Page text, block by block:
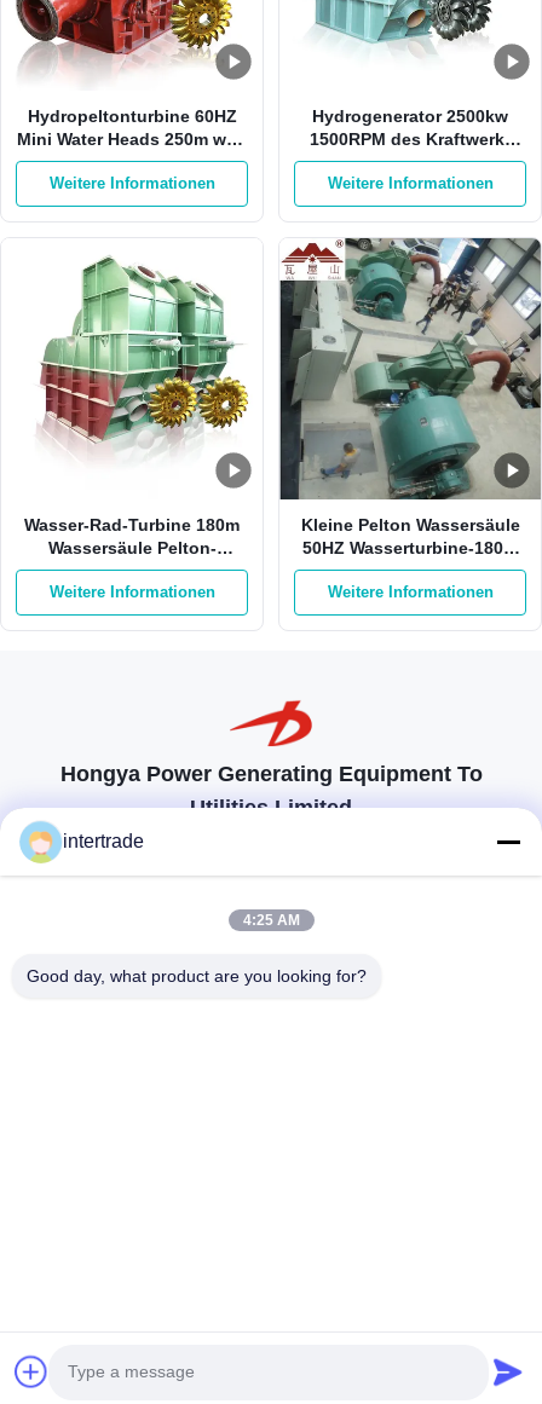
Hydropeltonturbine 60HZ
Mini Water Heads 250m weg
Rad-der Turbine von der
Sticheleien-500RPM Pelton
Weitere Informationen
Hydrogenerator 2500kw
1500RPM des Kraftwerk-
HPP Pelton mit 1 Düse
Weitere Informationen
Wasser-Rad-Turbine 180m
Wassersäule Pelton-
Wasserturbine-550Kw
750kw Pelton
Weitere Informationen
Kleine Pelton Wassersäule
50HZ Wasserturbine-180m
auf Sticheleien-Edelstahl
Weitere Informationen
Hongya Power Generating Equipment To
Utilities Limited
Maßgeschneiderte Lösungen zur Erfüllung der Kundenanforderungen
86-28-37561966-8:00
Copyright © 2022-2026 Hongya Power Generating Equipment To Utilities
Limited. Alle Rechte vorbehalten.
intertrade
4:25 AM
Good day, what product are you looking for?